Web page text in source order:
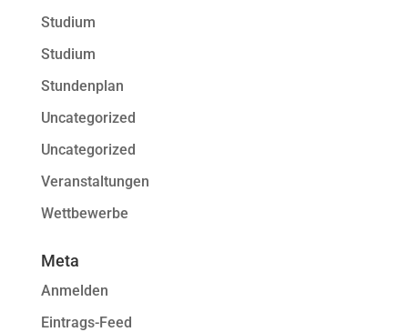
Studium
Studium
Stundenplan
Uncategorized
Uncategorized
Veranstaltungen
Wettbewerbe
Meta
Anmelden
Eintrags-Feed